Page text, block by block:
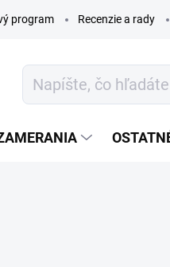
program Recenzie a rady